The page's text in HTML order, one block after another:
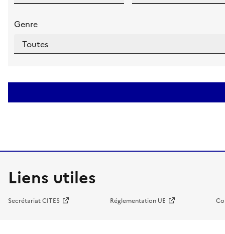
Genre
Liens utiles
Secrétariat CITES Réglementation UE